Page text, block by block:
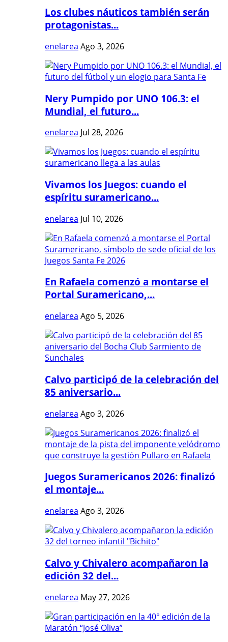
Los clubes náuticos también serán
protagonistas...
enelarea Ago 3, 2026
Nery Pumpido por UNO 106.3: el
Mundial, el futuro...
enelarea Jul 28, 2026
Vivamos los Juegos: cuando el
espíritu suramericano...
enelarea Jul 10, 2026
En Rafaela comenzó a montarse el
Portal Suramericano,...
enelarea Ago 5, 2026
Calvo participó de la celebración del
85 aniversario...
enelarea Ago 3, 2026
Juegos Suramericanos 2026: finalizó
el montaje...
enelarea Ago 3, 2026
Calvo y Chivalero acompañaron la
edición 32 del...
enelarea May 27, 2026